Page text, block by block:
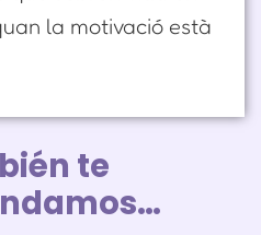
la motivació està
te